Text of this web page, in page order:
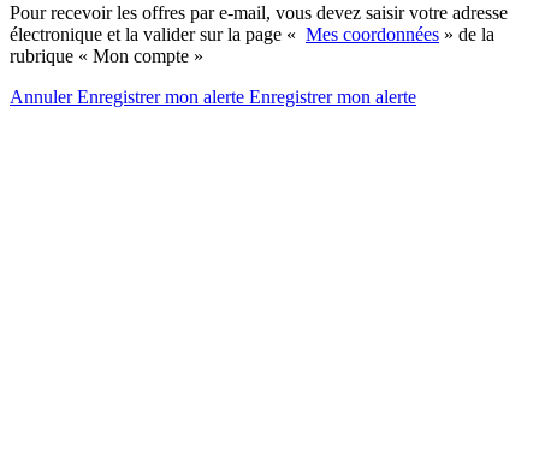
Pour recevoir les offres par e-mail, vous devez saisir votre adresse
électronique et la valider sur la page « Mes coordonnées » de la
rubrique « Mon compte »
AnnulerEnregistrer mon alerte Enregistrermon alerte